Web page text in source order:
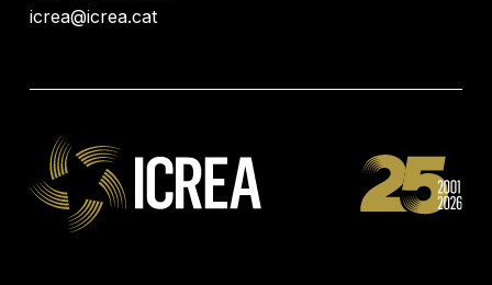
icrea@icrea.cat